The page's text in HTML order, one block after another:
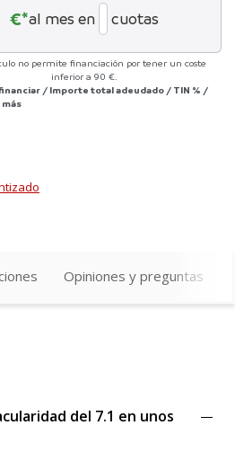
€*al mes en cuotas
no permite financiación por tener un coste
inferior a 90 €.
/ Importe total adeudado / TIN % /
más
Opiniones y preguntas
del 7.1 en unos